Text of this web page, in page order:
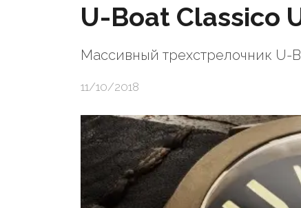
U-Boat Classico
Массивный трехстрелочник U-
11/10/2018